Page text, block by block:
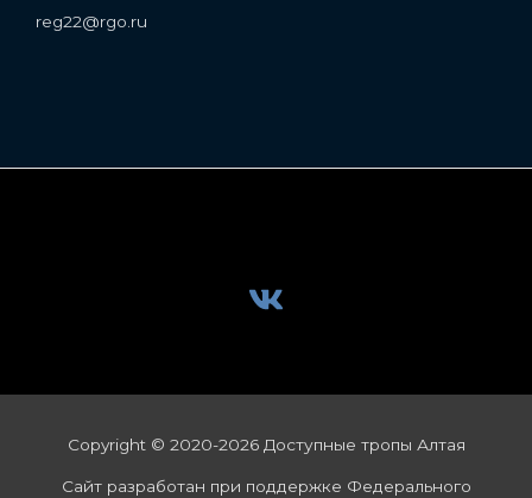
reg22@rgo.ru
Copyright © 2020-2026 Доступные тропы Алтая
Сайт разработан при поддержке Федерального